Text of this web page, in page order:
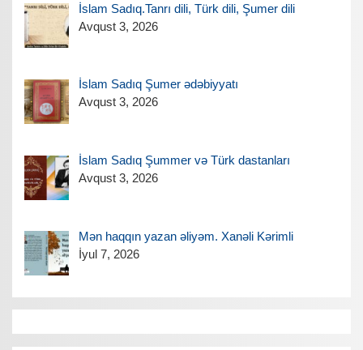
İslam Sadıq.Tanrı dili, Türk dili, Şumer dili
Avqust 3, 2026
İslam Sadıq Şumer ədəbiyyatı
Avqust 3, 2026
İslam Sadıq Şummer və Türk dastanları
Avqust 3, 2026
Mən haqqın yazan əliyəm. Xanəli Kərimli
İyul 7, 2026